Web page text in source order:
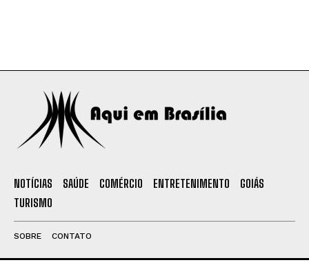
NOTÍCIAS SAÚDE COMÉRCIO ENTRETENIMENTO
GOIÁS
TURISMO
SOBRE CONTATO